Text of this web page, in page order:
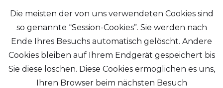
Die meisten der von uns verwendeten Cookies sind
so genannte “Session-Cookies”. Sie werden nach
Ende Ihres Besuchs automatisch gelöscht. Andere
Cookies bleiben auf Ihrem Endgerät gespeichert bis
Sie diese löschen. Diese Cookies ermöglichen es uns,
Ihren Browser beim nächsten Besuch